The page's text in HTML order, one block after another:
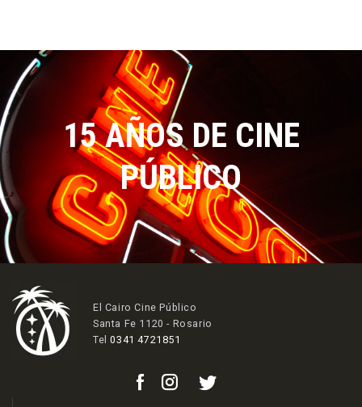
15 AÑOS DE CINE
PÚBLICO
El Cairo Cine Público
Santa Fe 1120 - Rosario
Tel0341 4721851